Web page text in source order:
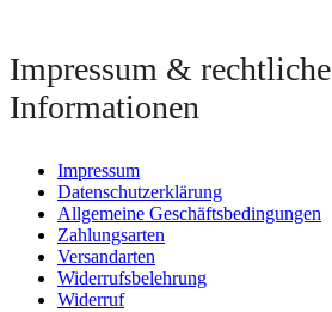
Impressum & rechtliche
Informationen
Impressum
Datenschutzerklärung
Allgemeine Geschäftsbedingungen
Zahlungsarten
Versandarten
Widerrufsbelehrung
Widerruf